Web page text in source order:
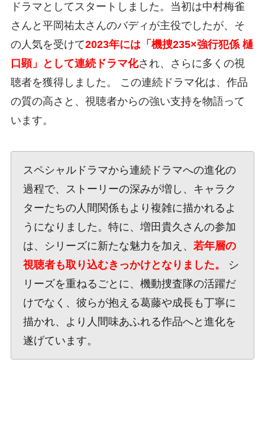
ドラマとしてスタートしました。当初は中村梅雀
さんと平岡祐太さんのバディが主役でしたが、そ
の人気を受けて2023年には「機捜235×強行犯係 樋
口顕」として連続ドラマ化され、さらに多くの視
聴者を獲得しました。 この連続ドラマ化は、作品
の質の高さと、視聴者からの強い支持を物語って
います。
スペシャルドラマから連続ドラマへの進化の
過程で、ストーリーの深みが増し、キャラク
ターたちの人間関係もより複雑に描かれるよ
うになりました。特に、増田貴久さんの参加
は、シリーズに新たな魅力を加え、 若年層の
視聴者も取り込むきっかけとなりました。
シ
リーズを重ねるごとに、機動捜査隊の活躍だ
けでなく、彼らが抱える葛藤や成長も丁寧に
描かれ、より人間味あふれる作品へと進化を
遂げています。